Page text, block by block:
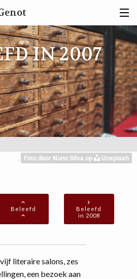
IN 2007
Foto door Nuno Silva op Unsplash
Beleefd
Beleefd
in 2008
literaire salons, zes
een bezoek aan